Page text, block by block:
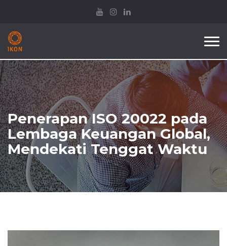
Penerapan ISO 20022 pada
Lembaga Keuangan Global,
Mendekati Tenggat Waktu